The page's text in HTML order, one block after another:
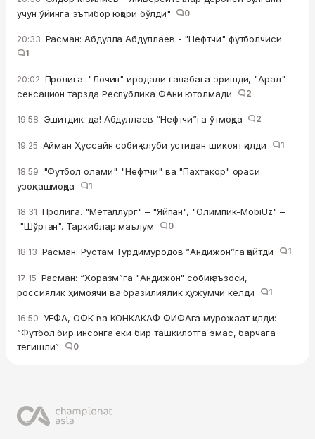
учун ўйинга эътибор юқори бўлди"
0
20:33 Расман: Абдулла Абдуллаев - "Нефтчи" футболчиси
1
20:02 Пролига. "Лочин" иродали ғалабага эришди, "Арал"
сенсацион тарзда Республика ФАни ютолмади
2
19:58 Эшитдик-да! Абдуллаев “Нефтчи”га ўтмоқда 2
19:25 Айман Ҳуссайн собиқ клуби устидан шикоят қилди 1
18:59 "Футбол олами". "Нефтчи" ва "Пахтакор" ораси
узоқлашмоқда
1
18:31 Пролига. "Металлург" – "Яйпан", "Олимпик-MobiUz" –
"Шўртан". Таркиблар маълум
0
18:13 Расман: Рустам Турдимуродов “Андижон”га қайтди 1
17:15 Расман: “Хоразм”га "Андижон" собиқ аъзоси,
россиялик ҳимоячи ва бразилиялик ҳужумчи келди
1
16:50 УЕФА, ОФК ва КОНКАКАФ ФИФАга мурожаат қилди:
“Футбол бир инсонга ёки бир ташкилотга эмас, барчага
тегишли”
0